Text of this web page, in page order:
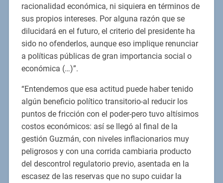
racionalidad económica, ni siquiera en términos de
sus propios intereses. Por alguna razón que se
dilucidará en el futuro, el criterio del presidente ha
sido no ofenderlos, aunque eso implique renunciar
a políticas públicas de gran importancia social o
económica (…)”.
“Entendemos que esa actitud puede haber tenido
algún beneficio político transitorio-al reducir los
puntos de fricción con el poder-pero tuvo altísimos
costos económicos: así se llegó al final de la
gestión Guzmán, con niveles inflacionarios muy
peligrosos y con una corrida cambiaria producto
del descontrol regulatorio previo, asentada en la
escasez de las reservas que no supo cuidar la